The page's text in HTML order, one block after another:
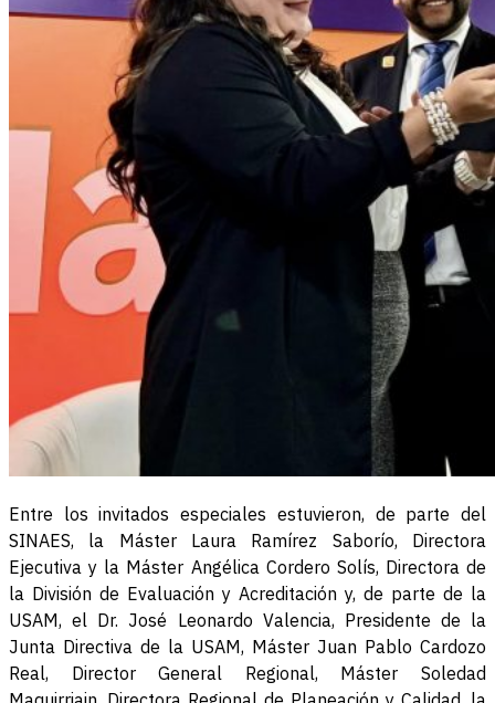
Entre los invitados especiales estuvieron, de parte del
SINAES, la Máster Laura Ramírez Saborío, Directora
Ejecutiva y la Máster Angélica Cordero Solís, Directora de
la División de Evaluación y Acreditación y, de parte de la
USAM, el Dr. José Leonardo Valencia, Presidente de la
Junta Directiva de la USAM, Máster Juan Pablo Cardozo
Real, Director General Regional, Máster Soledad